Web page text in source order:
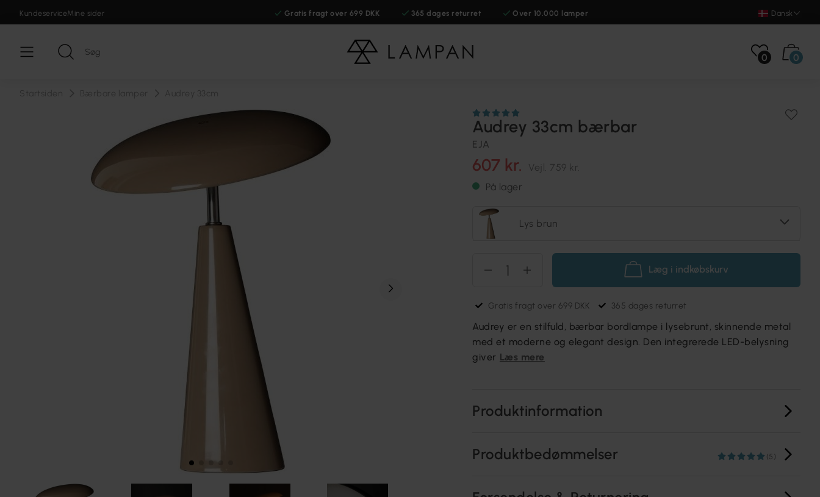
KundeserviceMine sider Gratis fragt over 699 DKK 365 dages returret Over 10.000 lamper Dansk
0 0
Audrey 33cm bærbar
EJA
607 kr. Vejl. 759 kr.
På lager
Lys brun
Læg i indkøbskurv
Gratis fragt over 699 DKK 365 dages returret
Audrey er en stilfuld, bærbar bordlampe i lysebrunt, skinnende metal
med et moderne og elegant design. Den integrerede LED-belysning
giver Læs mere
Produktinformation
Produktbedømmelser (5)